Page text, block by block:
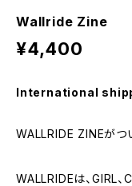
Wallride Zine
¥4,400
International
WALLRIDE ZINEがつ
WALLRIDEは、GIRL